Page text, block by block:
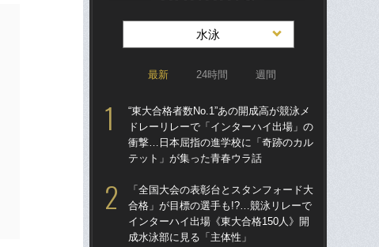
水泳
最新 24時間 週間
“東大合格者数No.1”あの開成高が競泳メ
ドレーリレーで「インターハイ出場」の
衝撃…日本屈指の進学校に「奇跡のカル
テット」が集った青春ウラ話
「全国大会の表彰台とスタンフォード大
合格」が目標の選手も!?…競泳リレーで
インターハイ出場《東大合格150人》開
成水泳部に見る「主体性」